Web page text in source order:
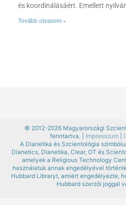
és koordinálásáért. Emellett
Tovább olvasom »
© 2012-2026 Magyarországi
fenntartva. |
Impresszum|
A Dianetika és Szcientológia
Dianetics, Dianetika, Clear, OT és
amelyek a Religious Technology
használatuk annak engedélyével
Hubbard Libraryt, amiért engedélyezte,
Hubbard szerzői joggal